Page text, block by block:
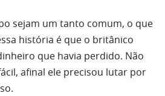
sejam um tanto comum, o que
história é que o britânico
que havia perdido. Não
afinal ele precisou lutar por